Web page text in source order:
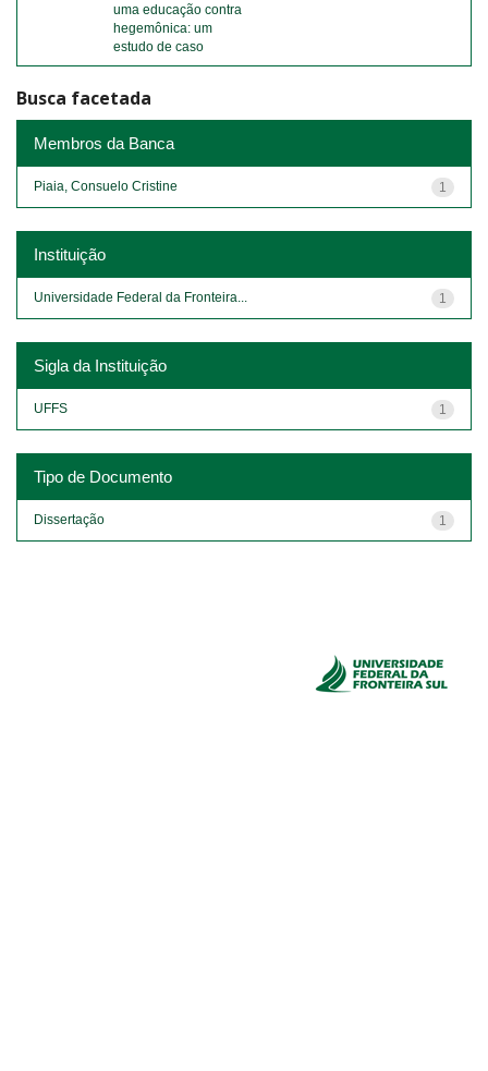
uma educação contra
hegemônica: um
estudo de caso
Busca facetada
Membros da Banca
1
Piaia, Consuelo Cristine
Instituição
1
Universidade Federal da Fronteira...
Sigla da Instituição
1
UFFS
Tipo de Documento
1
Dissertação